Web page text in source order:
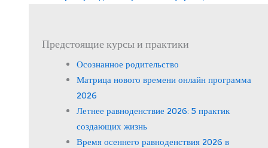
Предстоящие курсы и практики
Осознанное родительство
Матрица нового времени онлайн программа
2026
Летнее равноденствие 2026: 5 практик
создающих жизнь
Время осеннего равноденствия 2026 в